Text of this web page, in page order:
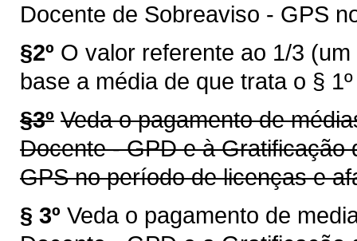
Docente de Sobreaviso - GPS
§2º O valor referente ao 1/3
base a média de que trata o §
§3º Veda o pagamento de
Docente - GPD e à Gratificação
GPS no período de licenças e
§ 3º Veda o pagamento de